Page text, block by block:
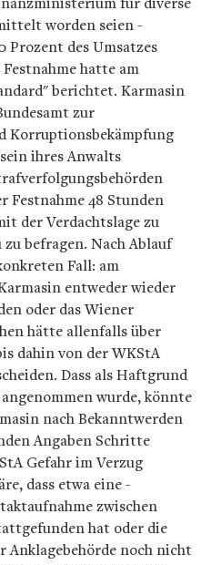
worden seien -
Prozent des Umsatzes
hatte am
berichtet. Karmasin
zur
Korruptionsbekämpfung
ihres Anwalts
Festnahme 48 Stunden
der Verdachtslage zu
befragen. Nach Ablauf
Fall: am
entweder wieder
oder das Wiener
hätte allenfalls über
dahin von der WKStA
Dass als Haftgrund
wurde, könnte
nach Bekanntwerden
Angaben Schritte
Gefahr im Verzug
dass etwa eine -
zwischen
hat oder die
Anklagebehörde noch nicht